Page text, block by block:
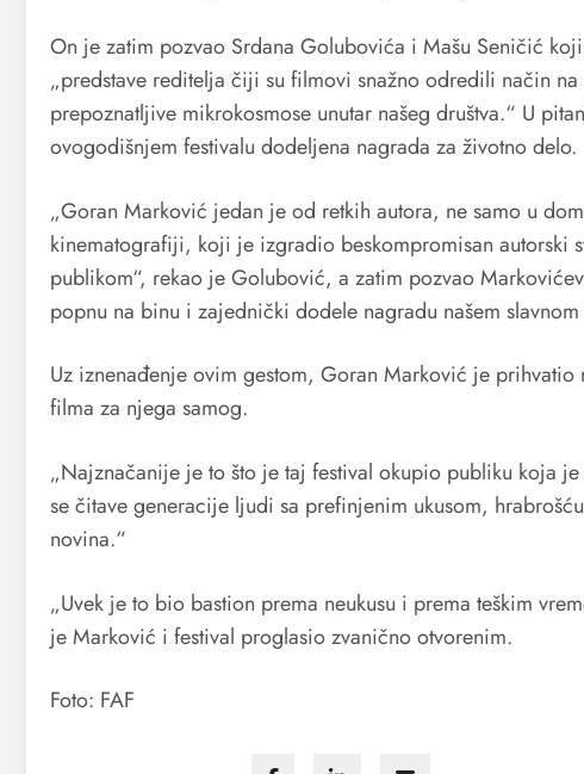
On je zatim pozvao Srdana Golubovića i Mašu Seničić
„predstave reditelja čiji su filmovi snažno odredili način
prepoznatljive mikrokosmose unutar našeg društva.“ U
ovogodišnjem festivalu dodeljena nagrada za životno delo.
„Goran Marković jedan je od retkih autora, ne samo u
kinematografiji, koji je izgradio beskompromisan autorski
publikom“, rekao je Golubović, a zatim pozvao
popnu na binu i zajednički dodele nagradu našem
Uz iznenađenje ovim gestom, Goran Marković je
filma za njega samog.
„Najznačanije je to što je taj festival okupio publiku koja
se čitave generacije ljudi sa prefinjenim ukusom,
novina.“
„Uvek je to bio bastion prema neukusu i prema teškim
je Marković i festival proglasio zvanično otvorenim.
Foto: FAF